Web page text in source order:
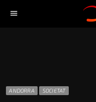
menu
ANDORRA SOCIETAT